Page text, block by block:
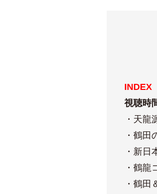
INDEX
視聴時
・天龍
・鶴田
・新日
・鶴龍
・鶴田